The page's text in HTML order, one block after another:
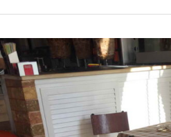
АЛЬКАНО
РЕСТОРАН